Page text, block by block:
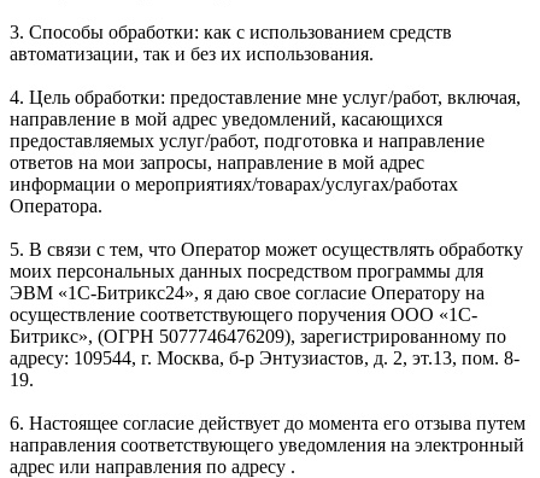
3. Способы обработки: как с использованием средств
автоматизации, так и без их использования.
4. Цель обработки: предоставление мне услуг/работ, включая,
направление в мой адрес уведомлений, касающихся
предоставляемых услуг/работ, подготовка и направление
ответов на мои запросы, направление в мой адрес
информации о мероприятиях/товарах/услугах/работах
Оператора.
5. В связи с тем, что Оператор может осуществлять обработку
моих персональных данных посредством программы для
ЭВМ «1С-Битрикс24», я даю свое согласие Оператору на
осуществление соответствующего поручения ООО «1С-
Битрикс», (ОГРН 5077746476209), зарегистрированному по
адресу: 109544, г. Москва, б-р Энтузиастов, д. 2, эт.13, пом. 8-
19.
6. Настоящее согласие действует до момента его отзыва путем
направления соответствующего уведомления на электронный
адрес или направления по адресу .